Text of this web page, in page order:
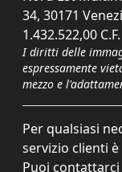
34, 30171
1.432.522,00
I diritti delle
espressamente
mezzo e
Per qualsiasi
servizio clienti
Puoi